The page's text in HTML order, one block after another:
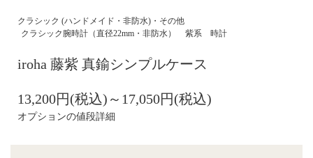
クラシック (ハンドメイド・非防水)・その他
クラシック腕時計（直径22mm・非防水）
紫系 時計
iroha 藤紫 真鍮シンプルケース
13,200円(税込)～17,050円(税込)
オプションの値段詳細